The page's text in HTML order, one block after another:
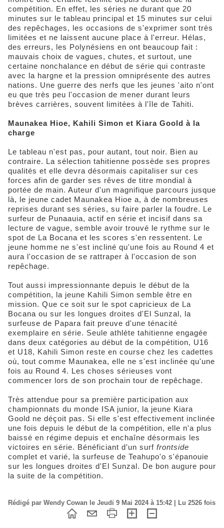
compétition. En effet, les séries ne durant que 20
minutes sur le tableau principal et 15 minutes sur celui
des repêchages, les occasions de s'exprimer sont très
limitées et ne laissent aucune place à l'erreur. Hélas,
des erreurs, les Polynésiens en ont beaucoup fait :
mauvais choix de vagues, chutes, et surtout, une
certaine nonchalance en début de série qui contraste
avec la hargne et la pression omniprésente des autres
nations. Une guerre des nerfs que les jeunes 'aito n'ont
eu que très peu l'occasion de mener durant leurs
brèves carrières, souvent limitées à l'île de Tahiti.
Maunakea Hioe, Kahili Simon et Kiara Goold à la
charge
Le tableau n'est pas, pour autant, tout noir. Bien au
contraire. La sélection tahitienne possède ses propres
qualités et elle devra désormais capitaliser sur ces
forces afin de garder ses rêves de titre mondial à
portée de main. Auteur d'un magnifique parcours jusque
là, le jeune cadet Maunakea Hioe a, à de nombreuses
reprises durant ses séries, su faire parler la foudre. Le
surfeur de Punaauia, actif en série et incisif dans sa
lecture de vague, semble avoir trouvé le rythme sur le
spot de La Bocana et les scores s'en ressentent. Le
jeune homme ne s'est incliné qu'une fois au Round 4 et
aura l'occasion de se rattraper à l'occasion de son
repêchage.
Tout aussi impressionnante depuis le début de la
compétition, la jeune Kahili Simon semble être en
mission. Que ce soit sur le spot capricieux de La
Bocana ou sur les longues droites d'El Sunzal, la
surfeuse de Papara fait preuve d'une ténacité
exemplaire en série. Seule athlète tahitienne engagée
dans deux catégories au début de la compétition, U16
et U18, Kahili Simon reste en course chez les cadettes
où, tout comme Maunakea, elle ne s'est inclinée qu'une
fois au Round 4. Les choses sérieuses vont
commencer lors de son prochain tour de repêchage.
Très attendue pour sa première participation aux
championnats du monde ISA junior, la jeune Kiara
Goold ne déçoit pas. Si elle s'est effectivement inclinée
une fois depuis le début de la compétition, elle n'a plus
baissé en régime depuis et enchaîne désormais les
victoires en série. Bénéficiant d'un surf frontside
complet et varié, la surfeuse de Teahupo'o s'épanouie
sur les longues droites d'El Sunzal. De bon augure pour
la suite de la compétition.
Rédigé par Wendy Cowan le Jeudi 9 Mai 2024 à 15:42 | Lu 2526 fois